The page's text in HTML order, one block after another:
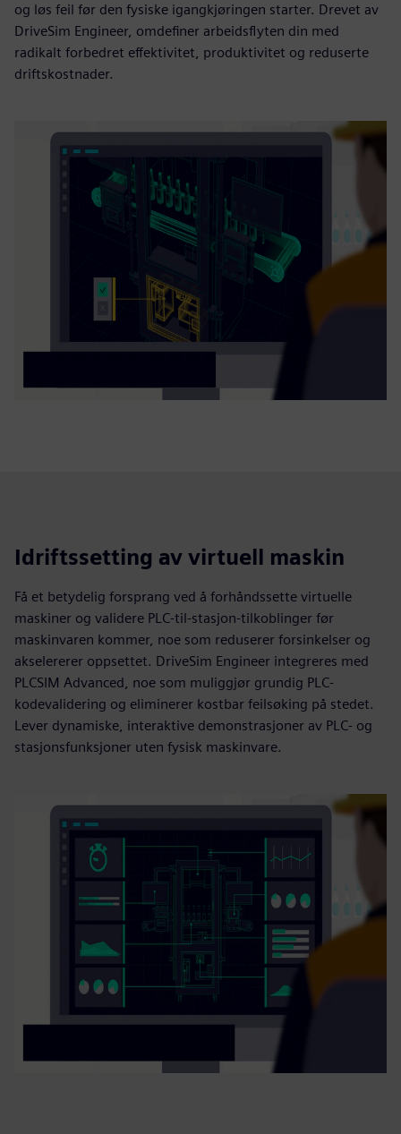
og løs feil før den fysiske igangkjøringen starter. Drevet av
DriveSim Engineer, omdefiner arbeidsflyten din med
radikalt forbedret effektivitet, produktivitet og reduserte
driftskostnader.
Idriftssetting av virtuell maskin
Få et betydelig forsprang ved å forhåndssette virtuelle
maskiner og validere PLC-til-stasjon-tilkoblinger før
maskinvaren kommer, noe som reduserer forsinkelser og
akselererer oppsettet. DriveSim Engineer integreres med
PLCSIM Advanced, noe som muliggjør grundig PLC-
kodevalidering og eliminerer kostbar feilsøking på stedet.
Lever dynamiske, interaktive demonstrasjoner av PLC- og
stasjonsfunksjoner uten fysisk maskinvare.